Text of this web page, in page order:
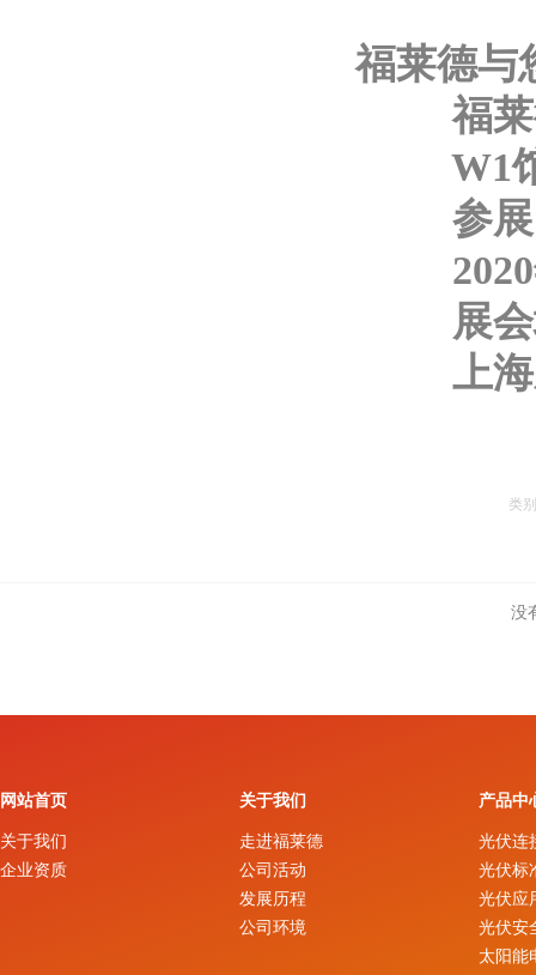
福莱德与
福莱
W1
参展
2020
展会
上海
类
没
网站首页
关于我们
企业资质
关于我们
走进福莱德
公司活动
发展历程
公司环境
产品中
光伏连
光伏标
光伏应
光伏安
太阳能